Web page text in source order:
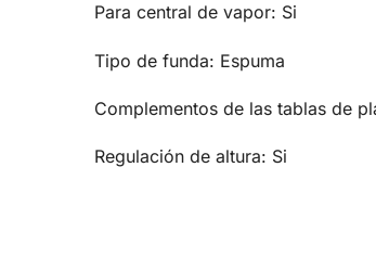
Para central de vapor: Si
Tipo de funda: Espuma
Complementos de las tablas de
Regulación de altura: Si